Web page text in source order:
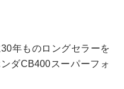
年ものロングセラーを
ダCB400スーパーフォ